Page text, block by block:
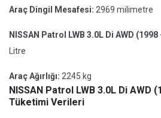
Araç Dingil Mesafesi: 2969 milimetre
NISSAN Patrol LWB 3.0L Di AWD
Litre
Araç Ağırlığı: 2245 kg
NISSAN Patrol LWB 3.0L Di AWD
Tüketimi Verileri